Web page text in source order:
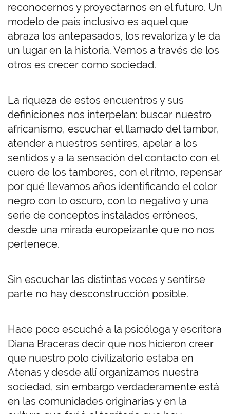
reconocernos y proyectarnos en el futuro. Un
modelo de país inclusivo es aquel que
abraza los antepasados, los revaloriza y le da
un lugar en la historia. Vernos a través de los
otros es crecer como sociedad.
La riqueza de estos encuentros y sus
definiciones nos interpelan: buscar nuestro
africanismo, escuchar el llamado del tambor,
atender a nuestros sentires, apelar a los
sentidos y a la sensación del contacto con el
cuero de los tambores, con el ritmo, repensar
por qué llevamos años identificando el color
negro con lo oscuro, con lo negativo y una
serie de conceptos instalados erróneos,
desde una mirada europeizante que no nos
pertenece.
Sin escuchar las distintas voces y sentirse
parte no hay desconstrucción posible.
Hace poco escuché a la psicóloga y escritora
Diana Braceras decir que nos hicieron creer
que nuestro polo civilizatorio estaba en
Atenas y desde allí organizamos nuestra
sociedad, sin embargo verdaderamente está
en las comunidades originarias y en la